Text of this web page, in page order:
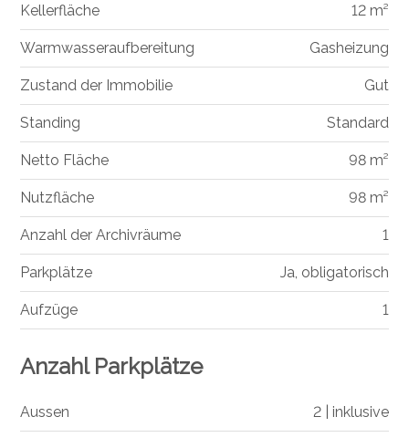
Kellerfläche 12 m²
Warmwasseraufbereitung Gasheizung
Zustand der Immobilie Gut
Standing Standard
Netto Fläche 98 m²
Nutzfläche 98 m²
Anzahl der Archivräume 1
Parkplätze Ja, obligatorisch
Aufzüge 1
Anzahl Parkplätze
Aussen 2 | inklusive